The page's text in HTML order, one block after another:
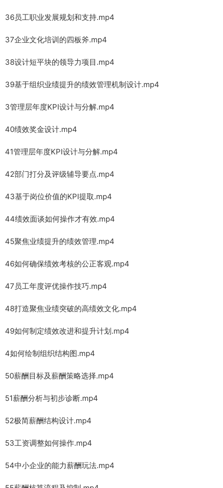
36员工职业发展规划和支持.mp4
37企业文化培训的四板斧.mp4
38设计短平块的领导力项目.mp4
39基于组织业绩提升的绩效管理机制设计.mp4
3管理层年度KPI设计与分解.mp4
40绩效奖金设计.mp4
41管理层年度KPI设计与分解.mp4
42部门打分及评级辅导要点.mp4
43基于岗位价值的KPI提取.mp4
44绩效面谈如何操作才有效.mp4
45聚焦业绩提升的绩效管理.mp4
46如何确保绩效考核的公正客观.mp4
47员工年度评优操作技巧.mp4
48打造聚焦业绩突破的高绩效文化.mp4
49如何制定绩效改进和提升计划.mp4
4如何绘制组织结构图.mp4
50薪酬目标及薪酬策略选择.mp4
51薪酬分析与初步诊断.mp4
52极简薪酬结构设计.mp4
53工资调整如何操作.mp4
54中小企业的能力薪酬玩法.mp4